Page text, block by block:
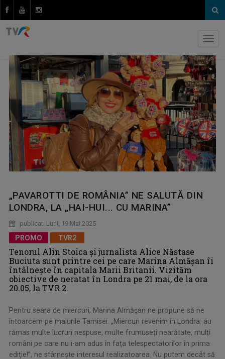
„PAVAROTTI DE ROMÂNIA” NE SALUTĂ DIN
LONDRA, LA „HAI-HUI... CU MARINA”
publicat: Luni, 19 Mai 2025
PROMO TVR2
Tenorul Alin Stoica şi jurnalista Alice Năstase
Buciuta sunt printre cei pe care Marina Almăşan îi
întâlneşte în capitala Marii Britanii. Vizităm
obiective de neratat în Londra pe 21 mai, de la ora
20.05, la TVR 2.
Pentru seara de miercuri, Marina Almăşan ne propune să ne
întoarcem pe malurile Tamisei. „Miercuri revenim în Londra: au
rămas multe lucruri nespuse, multe frumuseți nearătate, mulți
români pe care nu i-am adus în faţa telespectatorilor în prima
ediţie!”, ne stârneşte interesul realizatoarea. Nu putem decât să